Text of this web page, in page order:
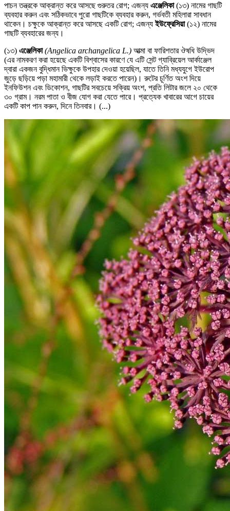
পাচন তন্ত্রকে আক্রান্ত করে আসছে গুরুতর রোগ; এজন্য এঞ্জেলিকা(১৩) নামের গাছটি
ব্যবহার করুন এবং সঠিকভাবে পুরো গাছটিকে ব্যবহার করুন, গর্ভবতী মহিলারা সাবধান
থাকেন। চক্ষুকে আক্রান্ত করে আসছে একটি রোগ; এজন্যইউফ্রেসিয়া(১২) নামের
গাছটি ব্যবহারের জন্য।
(১৩) এঞ্জেলিকা (Angelica archangelica L.) আত্মা বা ফারিশতার ঔষধি উদ্ভিদ
(এর নামকরণ করা হয়েছে একটি বিশ্বাসের কারণে যে এটি সেন্ট গ্যাব্রিয়েল আর্কাঞ্জেল
দ্বারা একজন বুদ্ধিমান ভিক্ষুকে উপহার দেওয়া হয়েছিল, যাতে তিনি মধ্যযুগে ইউরোপ
জুড়ে ছড়িয়ে পড়া মহামারী থেকে লড়াই করতে পারেন)। রুটের চূর্ণিত অংশ দিয়ে
ইনফিউশন এবং ডিকোশন, গাছটির সবচেয়ে সক্রিয় অংশ, প্রতি লিটার জলে ২০ থেকে
৩০ গ্রাম। নরম পাতা ও বীজ যোগ করা যেতে পারে। প্রত্যেক খাবারের আগে চায়ের
একটি কাপ পান করুন, দিনে তিনবার। (...)